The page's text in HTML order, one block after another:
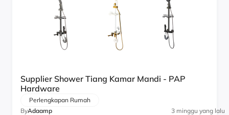
Supplier Shower Tiang Kamar Mandi - PAP
Hardware
Perlengkapan Rumah
ByAdaamp 3 minggu yang lalu